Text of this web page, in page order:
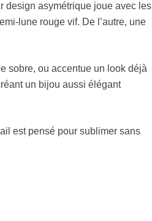
design asymétrique joue avec les
lune rouge vif. De l’autre, une
sobre, ou accentue un look déjà
un bijou aussi élégant
est pensé pour sublimer sans